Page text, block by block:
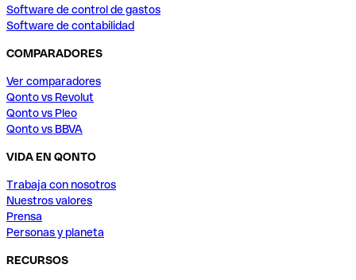
Software de control de gastos
Software de contabilidad
COMPARADORES
Ver comparadores
Qonto vs Revolut
Qonto vs Pleo
Qonto vs BBVA
VIDA EN QONTO
Trabaja con nosotros
Nuestros valores
Prensa
Personas y planeta
RECURSOS